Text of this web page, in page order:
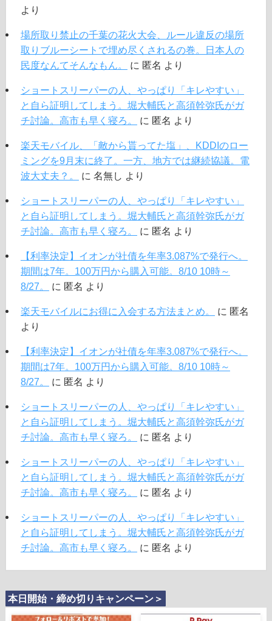
より
場所取り禁止の千葉の花火大会、ルール違反の場所
取りブルーシートで埋め尽くされるの巻。日本人の
民度なんてそんなもん。
に 匿名 より
ショートスリーパーの人、やっぱり「キレやすい」
と自ら証明してしまう。堀大輔氏と高須幹弥氏がガ
チ討論。高市も早く寝ろ。
に 匿名 より
楽天モバイル、「敵から貰ってた塩」、KDDIのロー
ミングを9月末に終了。一方、地方では継続協議。電
波大丈夫？。
に 名無し より
ショートスリーパーの人、やっぱり「キレやすい」
と自ら証明してしまう。堀大輔氏と高須幹弥氏がガ
チ討論。高市も早く寝ろ。
に 匿名 より
【利率決定】イオンが社債を年率3.087%で発行へ。
期間は7年。100万円から購入可能。8/10 10時～
8/27。
に 匿名 より
楽天モバイルにお得に入会する方法まとめ。 に 匿名
より
【利率決定】イオンが社債を年率3.087%で発行へ。
期間は7年。100万円から購入可能。8/10 10時～
8/27。
に 匿名 より
ショートスリーパーの人、やっぱり「キレやすい」
と自ら証明してしまう。堀大輔氏と高須幹弥氏がガ
チ討論。高市も早く寝ろ。
に 匿名 より
ショートスリーパーの人、やっぱり「キレやすい」
と自ら証明してしまう。堀大輔氏と高須幹弥氏がガ
チ討論。高市も早く寝ろ。
に 匿名 より
ショートスリーパーの人、やっぱり「キレやすい」
と自ら証明してしまう。堀大輔氏と高須幹弥氏がガ
チ討論。高市も早く寝ろ。
に 匿名 より
本日開始・締め切りキャンペーン＞